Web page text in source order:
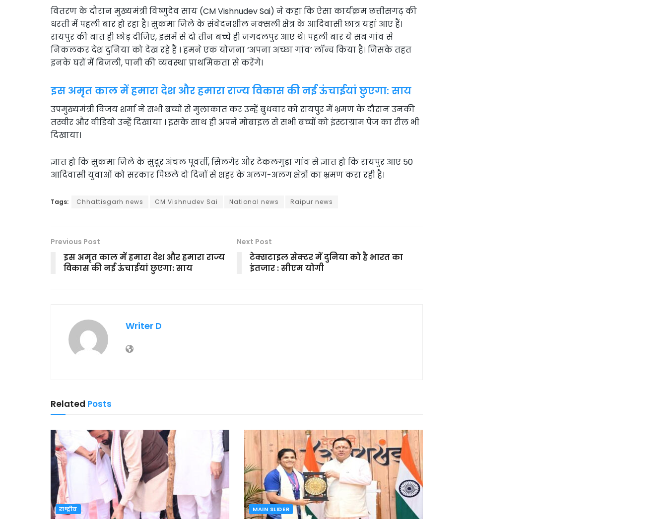
वितरण के दौरान मुख्यमंत्री विष्णुदेव साय (CM Vishnudev Sai) ने कहा कि ऐसा कार्यक्रम छत्तीसगढ़ की
धरती में पहली बार हो रहा है। सुकमा जिले के संवेदनशील नक्सली क्षेत्र के आदिवासी छात्र यहां आए हैं।
रायपुर की बात ही छोड़ दीजिए, इसमें से दो तीन बच्चे ही जगदलपुर आए थे। पहली बार ये सब गांव से
निकलकर देश दुनिया को देख रहे हैं । हमने एक योजना ‘अपना अच्छा गांव’ लॉन्च किया है। जिसके तहत
इनके घरों में बिजली, पानी की व्यवस्था प्राथमिकता से करेंगे।
इस अमृत काल में हमारा देश और हमारा राज्य विकास की नई ऊंचाईयां छुएगा: साय
उपमुख्यमंत्री विजय शर्मा ने सभी बच्चों से मुलाकात कर उन्हें बुधवार को रायपुर में भ्रमण के दौरान उनकी
तस्वीर और वीडियो उन्हें दिखाया । इसके साथ ही अपने मोबाइल से सभी बच्चों को इंस्टाग्राम पेज का रील भी
दिखाया।
ज्ञात हो कि सुकमा जिले के सुदूर अंचल पूवर्ती, सिलगेर और टेकलगुड़ा गांव से ज्ञात हो कि रायपुर आए 50
आदिवासी युवाओं को सरकार पिछले दो दिनों से शहर के अलग-अलग क्षेत्रों का भ्रमण करा रही है।
Tags: Chhattisgarh news CM Vishnudev Sai National news Raipur news
Previous Post
इस अमृत काल में हमारा देश और हमारा राज्य
विकास की नई ऊंचाईयां छुएगा: साय
Next Post
टेक्सटाइल सेक्टर में दुनिया को है भारत का
इंतजार : सीएम योगी
Writer D
Related Posts
राष्ट्रीय MAIN SLIDER